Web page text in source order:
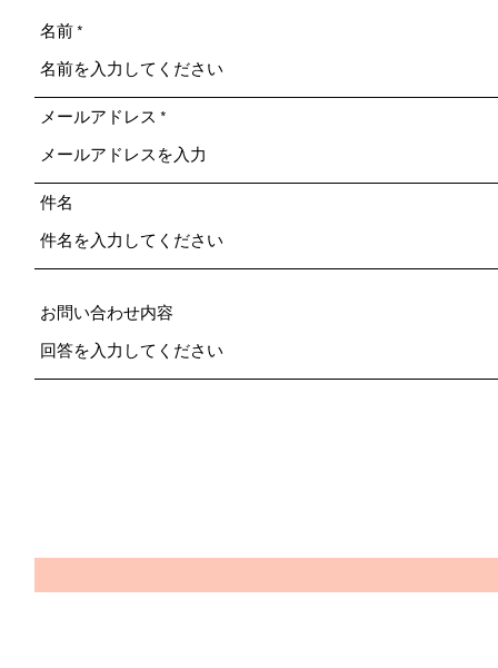
名前
メールアドレス
件名
お問い合わせ内容